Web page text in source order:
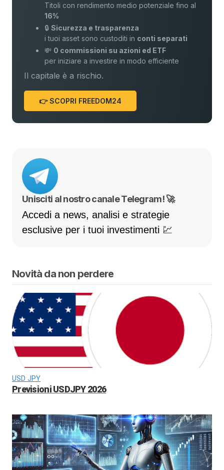
Titoli con rendimento medio potenziale fino al
16%
🔒Sicurezza e trasparenza
i tuoi asset sono custoditi in conti separati
💸 0 commissioni su azioni ed ETF
per iniziare a investire in modo efficiente
Il capitale è a rischio.
👉 SCOPRI FREEDOM24
Unisciti al nostro canale Telegram! 🚀
Accedi a news, analisi e strategie
esclusive per i tuoi investimenti 💹
Novità da non perdere
USD JPY
Previsioni USDJPY 2026